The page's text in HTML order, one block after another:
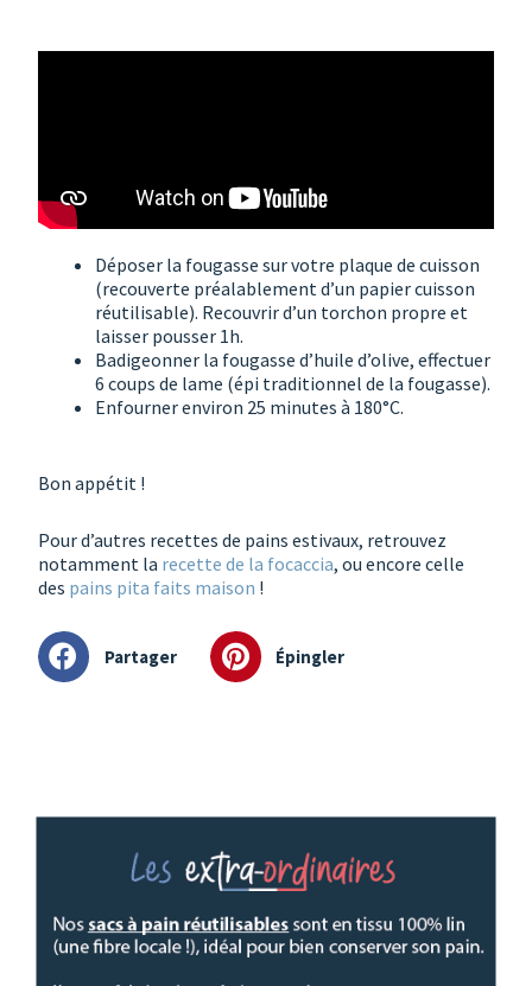
Déposer la fougasse sur votre plaque de cuisson
(recouverte préalablement d’un papier cuisson
réutilisable). Recouvrir d’un torchon propre et
laisser pousser 1h.
Badigeonner la fougasse d’huile d’olive, effectuer
6 coups de lame (épi traditionnel de la fougasse).
Enfourner environ 25 minutes à 180°C.
Bon appétit !
Pour d’autres recettes de pains estivaux, retrouvez
notamment la recette de la focaccia, ou encore celle
des pains pita faits maison !
Partager Épingler